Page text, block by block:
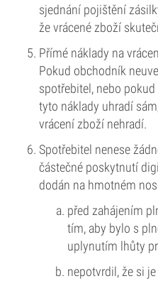
sjednání pojištění
že vrácené zboží
Přímé náklady na
Pokud obchodník
spotřebitel, nebo
tyto náklady uhradí
vrácení zboží nehradí.
Spotřebitel nenese
částečné poskytnutí
dodán na hmotném
před zahájením
tím, aby bylo s
uplynutím lhůty
nepotvrdil, že si